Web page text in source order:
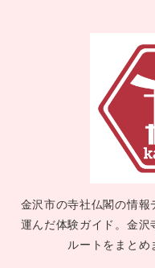
金沢市の寺社仏閣の情
運んだ体験ガイド。金
ルートをまとめ